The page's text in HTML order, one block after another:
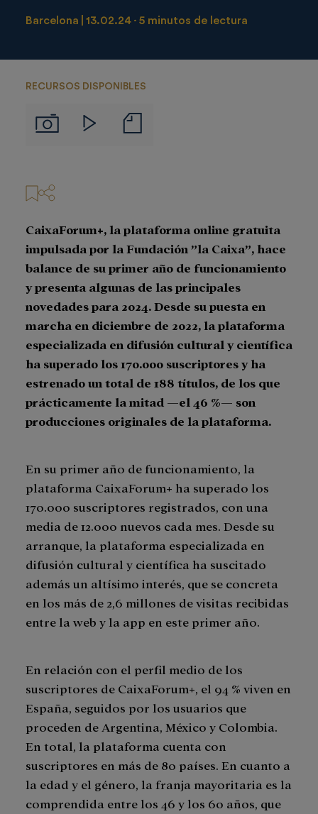
Barcelona 13.02.24 5 minutos de lectura
RECURSOS DISPONIBLES
ImágenesVideos
de
CaixaForum+, la plataforma online gratuita
impulsada por la Fundación ”la Caixa”, hace
balance de su primer año de funcionamiento
y presenta algunas de las principales
novedades para 2024. Desde su puesta en
marcha en diciembre de 2022, la plataforma
especializada en difusión cultural y científica
ha superado los 170.000 suscriptores y ha
estrenado un total de 188 títulos, de los que
prácticamente la mitad —el 46 %— son
producciones originales de la plataforma.
En su primer año de funcionamiento, la
plataforma CaixaForum+ ha superado los
170.000 suscriptores registrados, con una
media de 12.000 nuevos cada mes. Desde su
arranque, la plataforma especializada en
difusión cultural y científica ha suscitado
además un altísimo interés, que se concreta
en los más de 2,6 millones de visitas recibidas
entre la web y la app en este primer año.
En relación con el perfil medio de los
suscriptores de CaixaForum+, el 94 % viven en
España, seguidos por los usuarios que
proceden de Argentina, México y Colombia.
En total, la plataforma cuenta con
suscriptores en más de 80 países. En cuanto a
la edad y el género, la franja mayoritaria es la
comprendida entre los 46 y los 60 años, que